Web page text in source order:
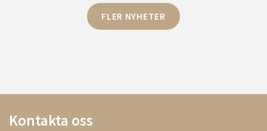
FLER NYHETER
Kontakta oss